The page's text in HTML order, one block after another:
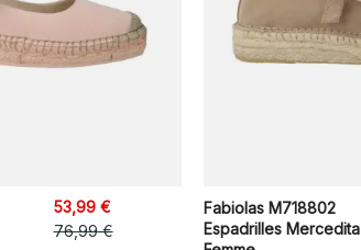
53,99 €
76,99 €
Fabiolas M718802
Espadrilles Mercedita